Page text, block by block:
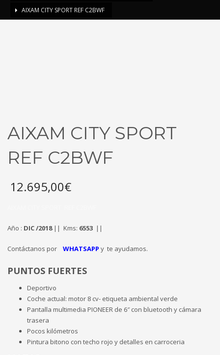
AIXAM CITY SPORT REF C2BWF
AIXAM CITY SPORT
REF C2BWF
12.695,00€
Año : DIC /2018 || Kms: 6553 ||
Contáctanos por WHATSAPP y te ayudamos.
PUNTOS FUERTES
Deportivo
Coche actual: motor 8 cv- etiqueta ambiental verde
Pantalla multimedia PIONEER de 6″ con bluetooth y cámara
trasera
Pocos kilómetros
Pintura bitono con techo rojo y detalles en carroceria